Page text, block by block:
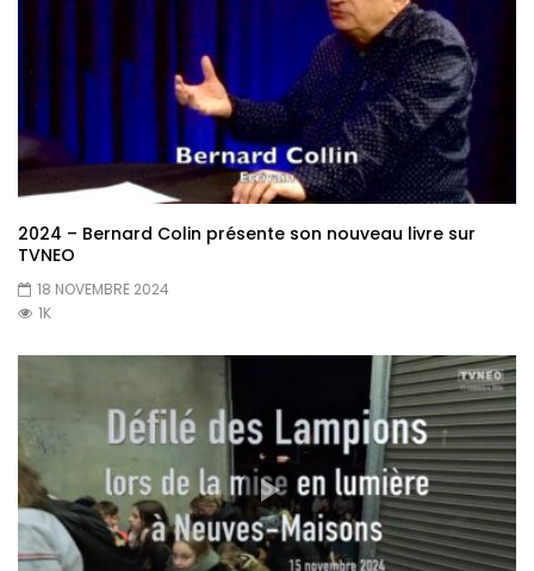
2024 – Bernard Colin présente son nouveau livre sur
TVNEO
18 NOVEMBRE 2024
1K